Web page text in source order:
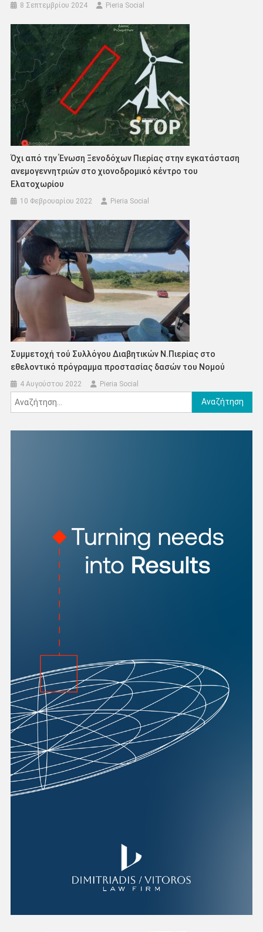
8 Σεπτεμβρίου 2024 Pieria Social
Όχι από την Ένωση Ξενοδόχων Πιερίας στην εγκατάσταση
ανεμογεννητριών στο χιονοδρομικό κέντρο του
Ελατοχωρίου
10 Φεβρουαρίου 2022 Pieria Social
Συμμετοχή τού Συλλόγου Διαβητικών Ν.Πιερίας στο
εθελοντικό πρόγραμμα προστασίας δασών του Νομού
4 Αυγούστου 2022 Pieria Social
Αναζήτηση
για: